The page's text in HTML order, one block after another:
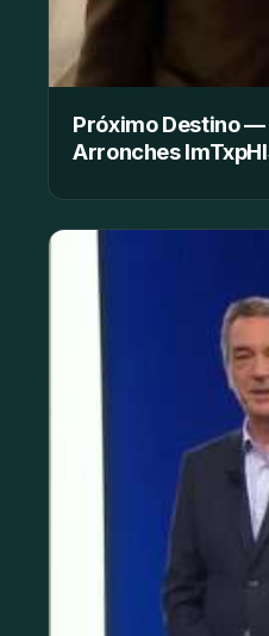
Próximo Destino —
Arronches